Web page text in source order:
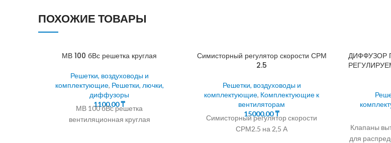
ПОХОЖИЕ ТОВАРЫ
МВ 100 бВс решетка круглая
Решетки, воздуховоды и
комплектующие, Решетки, лючки,
диффузоры
1100,00₸
МВ 100 бВс решетка
вентиляционная круглая
Симисторный регулятор скорости СРМ
2.5
Решетки, воздуховоды и
комплектующие, Комплектующие к
вентиляторам
15000,00₸
Симисторный регулятор скорости
СРМ2.5 на 2,5 А
ДИФФУЗОР
Клапаны
для